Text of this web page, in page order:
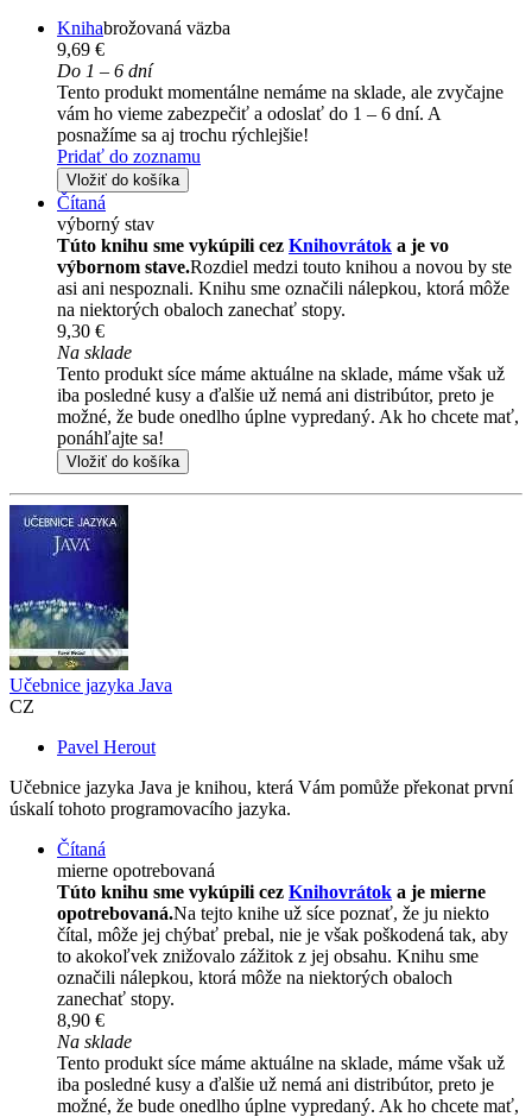
Knihabrožovaná väzba
9,69 €
Do 1 – 6 dní
Tento produkt momentálne nemáme na sklade, ale zvyčajne
vám ho vieme zabezpečiť a odoslať do 1 – 6 dní. A
posnažíme sa aj trochu rýchlejšie!
Pridať do zoznamu
Vložiť do košíka
Čítaná
výborný stav
Túto knihu sme vykúpili cez Knihovrátok a je vo
výbornom stave.Rozdiel medzi touto knihou a novou by ste
asi ani nespoznali. Knihu sme označili nálepkou, ktorá môže
na niektorých obaloch zanechať stopy.
9,30 €
Na sklade
Tento produkt síce máme aktuálne na sklade, máme však už
iba posledné kusy a ďalšie už nemá ani distribútor, preto je
možné, že bude onedlho úplne vypredaný. Ak ho chcete mať,
ponáhľajte sa!
Vložiť do košíka
Učebnice jazyka Java
CZ
Pavel Herout
Učebnice jazyka Java je knihou, která Vám pomůže překonat první
úskalí tohoto programovacího jazyka.
Čítaná
mierne opotrebovaná
Túto knihu sme vykúpili cez Knihovrátok a je mierne
opotrebovaná.Na tejto knihe už síce poznať, že ju niekto
čítal, môže jej chýbať prebal, nie je však poškodená tak, aby
to akokoľvek znižovalo zážitok z jej obsahu. Knihu sme
označili nálepkou, ktorá môže na niektorých obaloch
zanechať stopy.
8,90 €
Na sklade
Tento produkt síce máme aktuálne na sklade, máme však už
iba posledné kusy a ďalšie už nemá ani distribútor, preto je
možné, že bude onedlho úplne vypredaný. Ak ho chcete mať,